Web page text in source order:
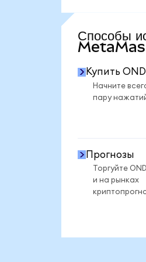
Способы
Купить
Начните
пару
Прогнозы
Торгуйте
и на рынках